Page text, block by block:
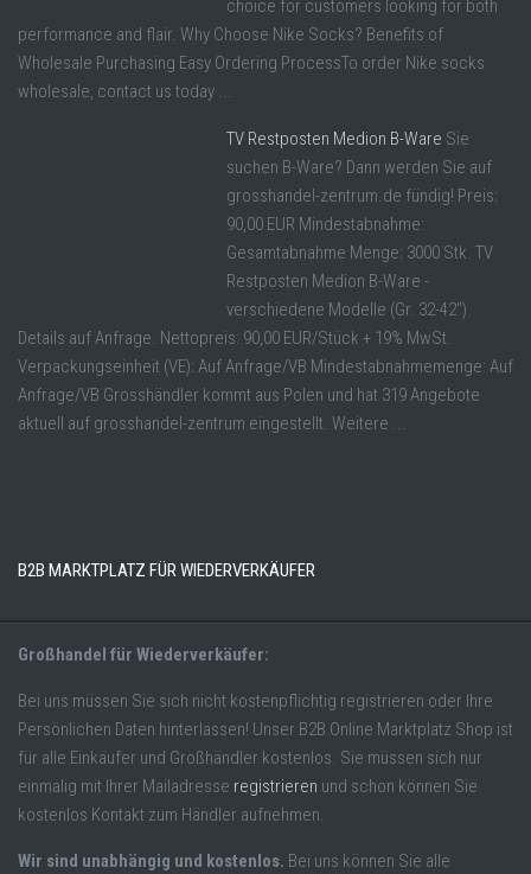
choice for customers looking for both
performance and flair. Why Choose Nike Socks? Benefits of
Wholesale Purchasing Easy Ordering ProcessTo order Nike socks
wholesale, contact us today ...
TV Restposten Medion B-Ware Sie
suchen B-Ware? Dann werden Sie auf
grosshandel-zentrum.de fündig! Preis:
90,00 EUR Mindestabnahme:
Gesamtabnahme Menge: 3000 Stk. TV
Restposten Medion B-Ware -
verschiedene Modelle (Gr. 32-42").
Details auf Anfrage. Nettopreis: 90,00 EUR/Stück + 19% MwSt.
Verpackungseinheit (VE): Auf Anfrage/VB Mindestabnahmemenge: Auf
Anfrage/VB Grosshändler kommt aus Polen und hat 319 Angebote
aktuell auf grosshandel-zentrum eingestellt. Weitere ...
B2B MARKTPLATZ FÜR WIEDERVERKÄUFER
Großhandel für Wiederverkäufer:
Bei uns müssen Sie sich nicht kostenpflichtig registrieren oder Ihre
Persönlichen Daten hinterlassen! Unser B2B Online Marktplatz Shop ist
für alle Einkäufer und Großhändler kostenlos. Sie müssen sich nur
einmalig mit Ihrer Mailadresse registrieren und schon können Sie
kostenlos Kontakt zum Händler aufnehmen.
Wir sind unabhängig und kostenlos. Bei uns können Sie alle